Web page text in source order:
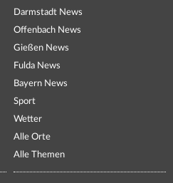
Darmstadt News
Offenbach News
Gießen News
Fulda News
Bayern News
Sport
Wetter
Alle Orte
Alle Themen